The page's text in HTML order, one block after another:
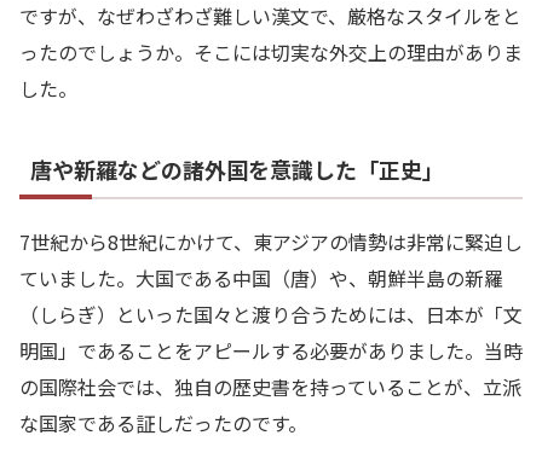
ですが、なぜわざわざ難しい漢文で、厳格なスタイルをと
ったのでしょうか。そこには切実な外交上の理由がありま
した。
唐や新羅などの諸外国を意識した「正史」
7世紀から8世紀にかけて、東アジアの情勢は非常に緊迫し
ていました。大国である中国（唐）や、朝鮮半島の新羅
（しらぎ）といった国々と渡り合うためには、日本が「文
明国」であることをアピールする必要がありました。当時
の国際社会では、独自の歴史書を持っていることが、立派
な国家である証しだったのです。